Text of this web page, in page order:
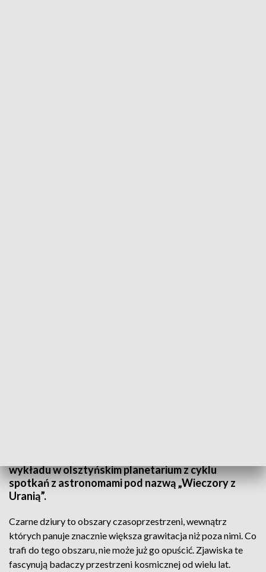
wykładu w olsztyńskim planetarium z cyklu
spotkań z astronomami pod nazwą „Wieczory z
Uranią”.
Czarne dziury to obszary czasoprzestrzeni, wewnątrz
których panuje znacznie większa grawitacja niż poza nimi. Co
trafi do tego obszaru, nie może już go opuścić. Zjawiska te
fascynują badaczy przestrzeni kosmicznej od wielu lat.